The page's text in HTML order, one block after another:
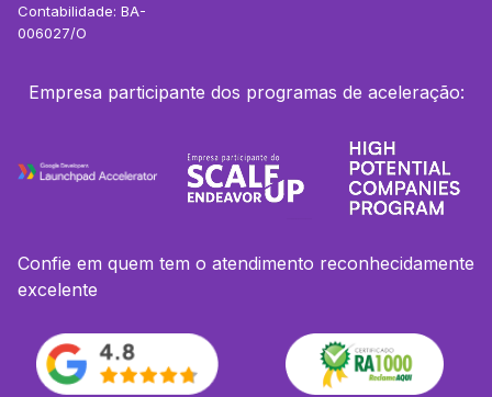
Contabilidade: BA-
006027/O
Empresa participante dos programas de aceleração:
Confie em quem tem o atendimento reconhecidamente
excelente